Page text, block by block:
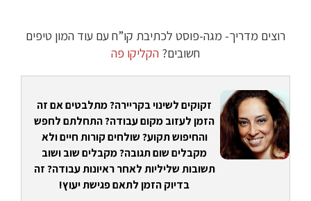
רוצים מדריך- מגה-פוסט לכתיבת קו”ח עם עוד המון טיפים
חשובים? הקליקו פה
זקוקים לשינוי בקריירה? מתלבטים אם זה
הזמן לעזוב מקום עבודה? התחלתם לחפש
והחיפוש תקוע? שולחים קורות חיים ולא
מקבלים שום תגובה? מקבלים שוב ושוב
תשובות שליליות לאחר ראיונות עבודה? זה
בדיוק הזמן לתאם פגישת יעוץ!